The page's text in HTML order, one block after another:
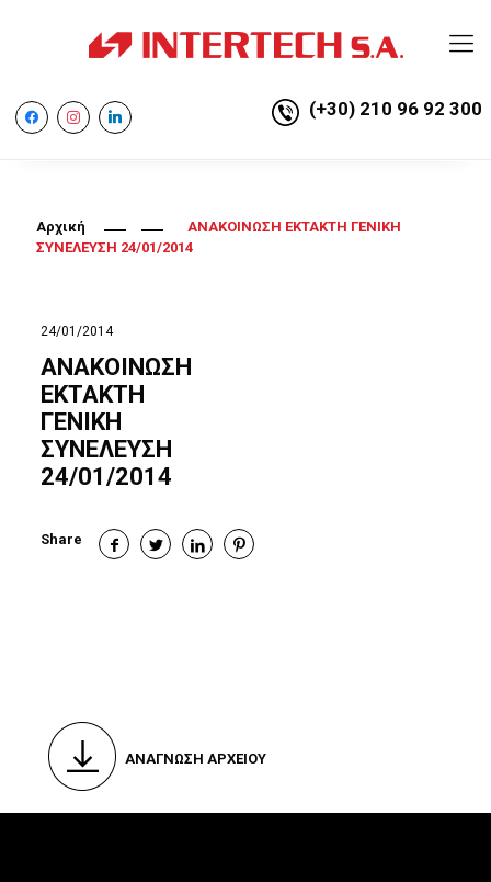
facebookinstagramlinkedin (+30) 210 96 92 300
Αρχική
ΑΝΑΚΟΙΝΩΣΗ ΕΚΤΑΚΤΗ ΓΕΝΙΚΗ
ΣΥΝΕΛΕΥΣΗ 24/01/2014
24/01/2014
ΑΝΑΚΟΙΝΩΣΗ
ΕΚΤΑΚΤΗ
ΓΕΝΙΚΗ
ΣΥΝΕΛΕΥΣΗ
24/01/2014
Share
ΑΝΑΓΝΩΣΗ ΑΡΧΕΙΟΥ